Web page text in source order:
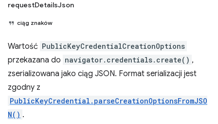
requestDetailsJson
ciąg znaków
Wartość PublicKeyCredentialCreationOptions
przekazana do navigator.credentials.create() ,
zserializowana jako ciąg JSON. Format serializacji jest
zgodny z
PublicKeyCredential.parseCreationOptionsFromJSO
N() .